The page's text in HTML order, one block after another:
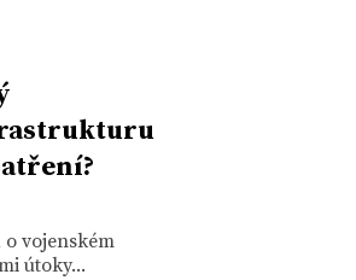
vojenském
útoky...